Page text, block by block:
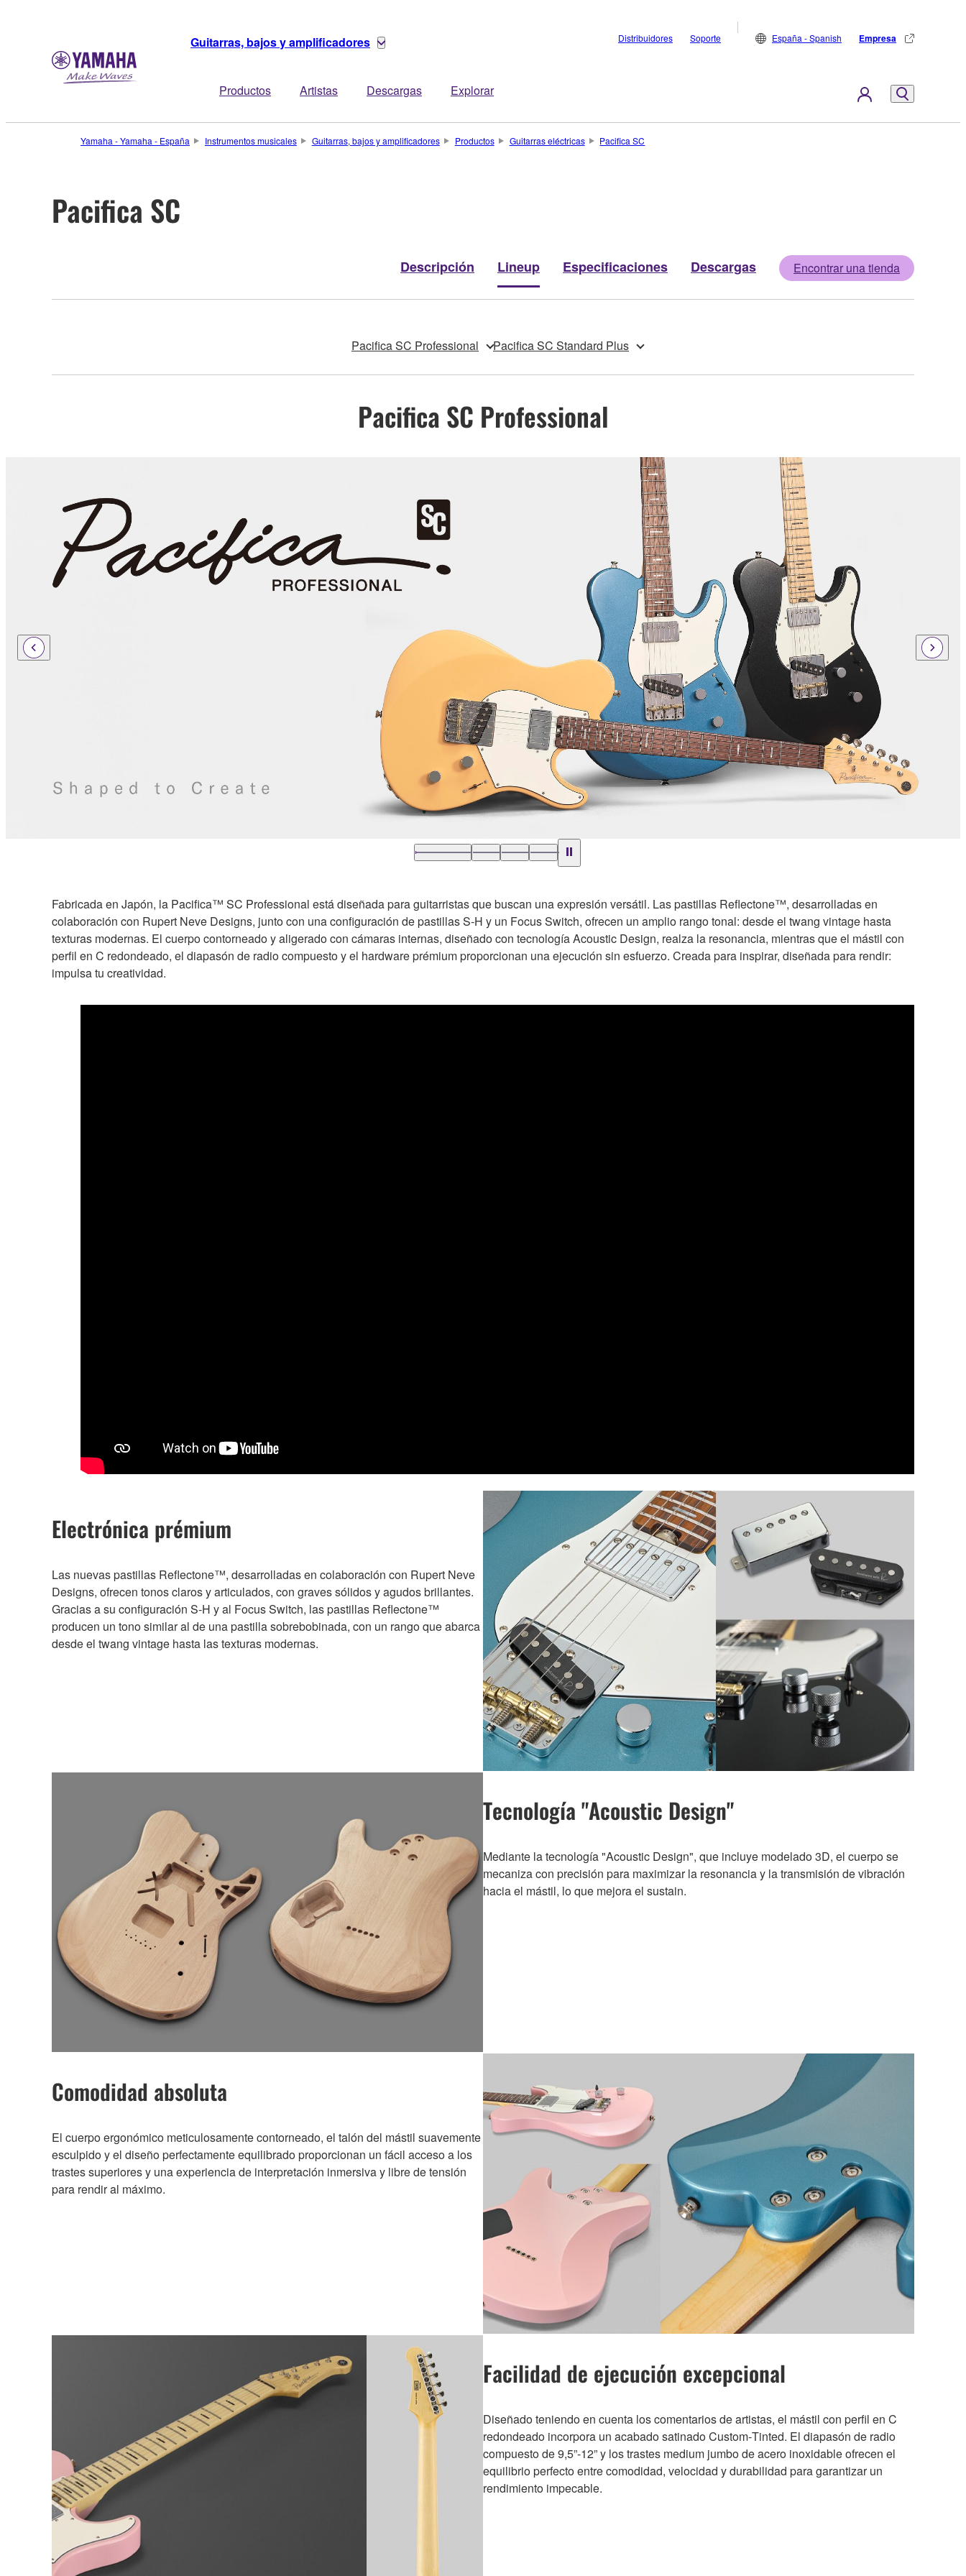
Guitarras, bajos y amplificadores
Productos Artistas Descargas Explorar
Distribuidores Soporte España - Spanish Empresa
Yamaha - Yamaha - España Instrumentos musicales Guitarras, bajos y amplificadores Productos Guitarras eléctricas Pacifica SC
Pacifica SC
Descripción Lineup Especificaciones Descargas Encontrar una tienda
Pacifica SC Professional Pacifica SC Standard Plus
Pacifica SC Professional
Fabricada en Japón, la Pacifica™ SC Professional está diseñada para guitarristas que buscan una expresión versátil. Las pastillas Reflectone™, desarrolladas en
colaboración con Rupert Neve Designs, junto con una configuración de pastillas S‑H y un Focus Switch, ofrecen un amplio rango tonal: desde el twang vintage hasta
texturas modernas. El cuerpo contorneado y aligerado con cámaras internas, diseñado con tecnología Acoustic Design, realza la resonancia, mientras que el mástil con
perfil en C redondeado, el diapasón de radio compuesto y el hardware prémium proporcionan una ejecución sin esfuerzo. Creada para inspirar, diseñada para rendir:
impulsa tu creatividad.
Electrónica prémium
Las nuevas pastillas Reflectone™, desarrolladas en colaboración con Rupert Neve
Designs, ofrecen tonos claros y articulados, con graves sólidos y agudos brillantes.
Gracias a su configuración S‑H y al Focus Switch, las pastillas Reflectone™
producen un tono similar al de una pastilla sobrebobinada, con un rango que abarca
desde el twang vintage hasta las texturas modernas.
Tecnología "Acoustic Design"
Mediante la tecnología "Acoustic Design", que incluye modelado 3D, el cuerpo se
mecaniza con precisión para maximizar la resonancia y la transmisión de vibración
hacia el mástil, lo que mejora el sustain.
Comodidad absoluta
El cuerpo ergonómico meticulosamente contorneado, el talón del mástil suavemente
esculpido y el diseño perfectamente equilibrado proporcionan un fácil acceso a los
trastes superiores y una experiencia de interpretación inmersiva y libre de tensión
para rendir al máximo.
Facilidad de ejecución excepcional
Diseñado teniendo en cuenta los comentarios de artistas, el mástil con perfil en C
redondeado incorpora un acabado satinado Custom‑Tinted. El diapasón de radio
compuesto de 9,5”-12” y los trastes medium jumbo de acero inoxidable ofrecen el
equilibrio perfecto entre comodidad, velocidad y durabilidad para garantizar un
rendimiento impecable.